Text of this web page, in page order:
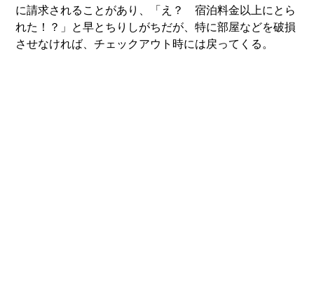
に請求されることがあり、「え？ 宿泊料金以上にとら
れた！？」と早とちりしがちだが、特に部屋などを破損
させなければ、チェックアウト時には戻ってくる。